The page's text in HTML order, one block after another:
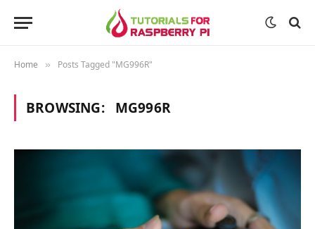
Home » Posts Tagged "MG996R"
BROWSING: MG996R